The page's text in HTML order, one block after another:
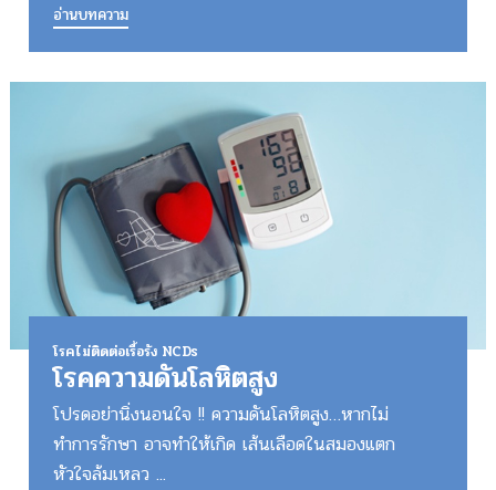
อ่านบทความ
โรคไม่ติดต่อเรื้อรัง NCDs
โรคความดันโลหิตสูง
โปรดอย่านิ่งนอนใจ !! ความดันโลหิตสูง…หากไม่
ทำการรักษา อาจทำให้เกิด เส้นเลือดในสมองแตก
หัวใจล้มเหลว ...